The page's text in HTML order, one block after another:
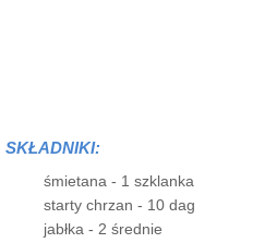
SKŁADNIKI:
śmietana - 1 szklanka
starty chrzan - 10 dag
jabłka - 2 średnie